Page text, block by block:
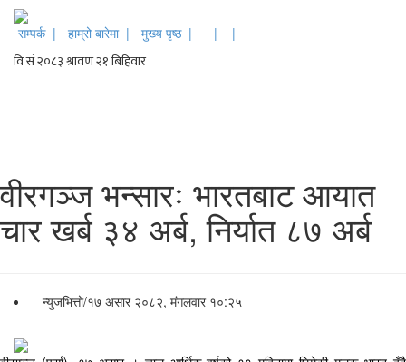
सम्पर्क | हाम्रो बारेमा | मुख्य पृष्ठ | | |
वीरगञ्ज भन्सारः भारतबाट आयात
चार खर्ब ३४ अर्ब, निर्यात ८७ अर्ब
न्युजभित्तो/१७ असार २०८२, मंगलवार १०:२५